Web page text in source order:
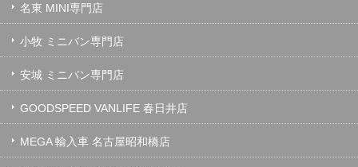
名東 MINI専門店
小牧 ミニバン専門店
安城 ミニバン専門店
GOODSPEED VANLIFE 春日井店
MEGA 輸入車 名古屋昭和橋店